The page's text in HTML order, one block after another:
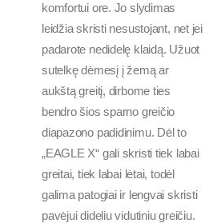
komfortui ore. Jo slydimas
leidžia skristi nesustojant, net jei
padarote nedidelę klaidą. Užuot
sutelkę dėmesį į žemą ar
aukštą greitį, dirbome ties
bendro šios sparno greičio
diapazono padidinimu. Dėl to
„EAGLE X“ gali skristi tiek labai
greitai, tiek labai lėtai, todėl
galima patogiai ir lengvai skristi
pavėjui dideliu vidutiniu greičiu.